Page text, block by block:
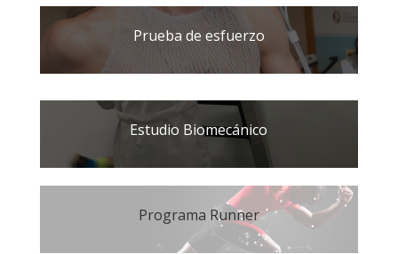
Prueba de esfuerzo
Estudio Biomecánico
Programa Runner